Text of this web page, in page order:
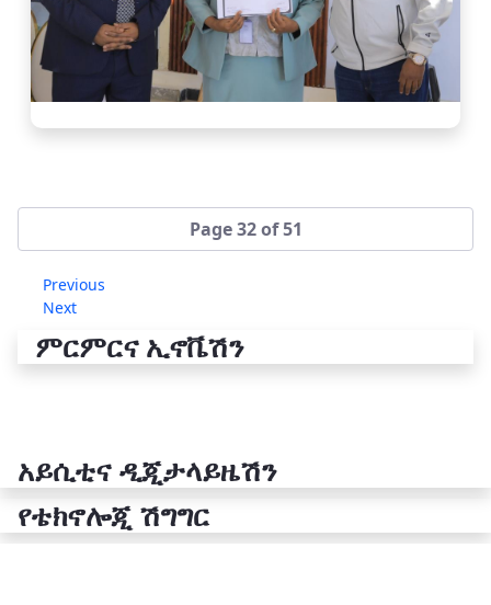
Page 32 of 51
Previous
Next
ምርምርና ኢኖቬሽን
አይሲቲና ዲጂታላይዜሽን
የቴክኖሎጂ ሽግግር